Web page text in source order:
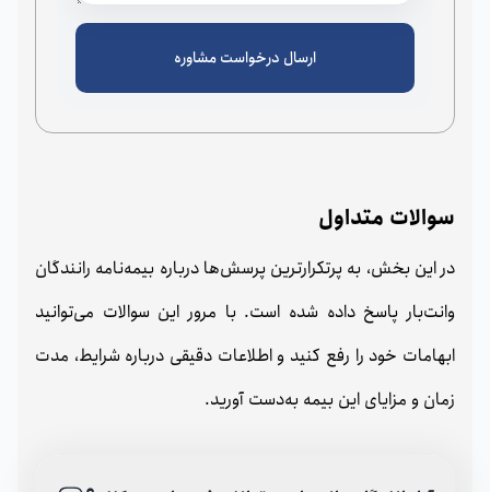
ارسال درخواست مشاوره
سوالات متداول
در این بخش، به پرتکرارترین پرسش‌ها درباره بیمه‌نامه رانندگان
وانت‌بار پاسخ داده شده است. با مرور این سوالات می‌توانید
ابهامات خود را رفع کنید و اطلاعات دقیقی درباره شرایط، مدت
زمان و مزایای این بیمه به‌دست آورید.